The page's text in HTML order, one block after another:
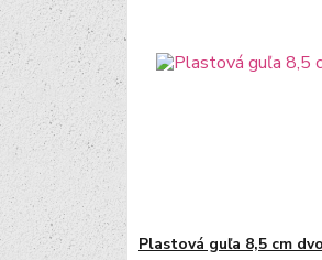
Plastová guľa 8,5 cm